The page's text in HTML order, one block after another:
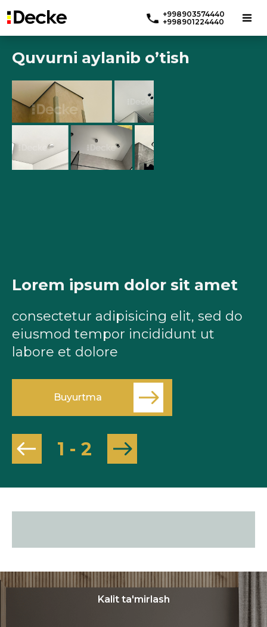
+998903574440
+998901224440
Quvurni aylanib o’tish
Lorem ipsum dolor sit amet
consectetur adipisicing elit, sed do
eiusmod tempor incididunt ut
labore et dolore
Buyurtma
1 - 2
Kalit ta'mirlash